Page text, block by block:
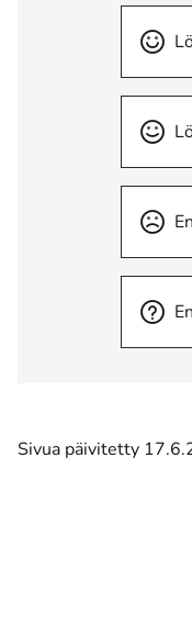
Sivua päivitetty